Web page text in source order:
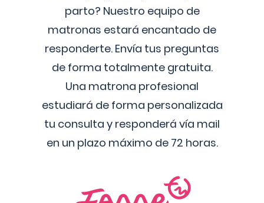
parto? Nuestro equipo de
matronas estará encantado de
responderte. Envía tus preguntas
de forma totalmente gratuita.
Una matrona profesional
estudiará de forma personalizada
tu consulta y responderá vía mail
en un plazo máximo de 72 horas.